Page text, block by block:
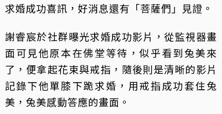
求婚成功喜訊，好消息還有「菩薩們」見證。
謝睿宸於社群曝光求婚成功影片，從監視器畫
面可見他原本在佛堂等待，似乎看到兔美來
了，便拿起花束與戒指，隨後則是清晰的影片
記錄下他單膝下跪求婚，用戒指成功套住兔
美，兔美感動答應的畫面。